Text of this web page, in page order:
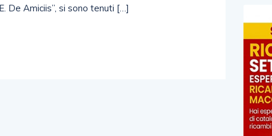
De Amiciis”, si sono tenuti […]